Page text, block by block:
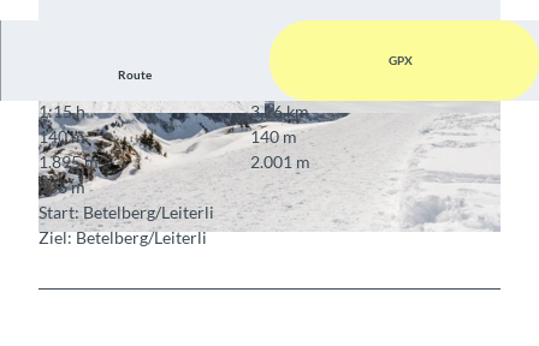
© Timon Rupp, Lenk Bergbahnen
© Timon Rupp, Lenk Bergbahnen © Timon Rupp, Lenk Bergbahnen
Route
GPX
1:15 h
3,16 km
140 m
140 m
1.895 m
2.001 m
106 m
Start: Betelberg/Leiterli
Ziel: Betelberg/Leiterli